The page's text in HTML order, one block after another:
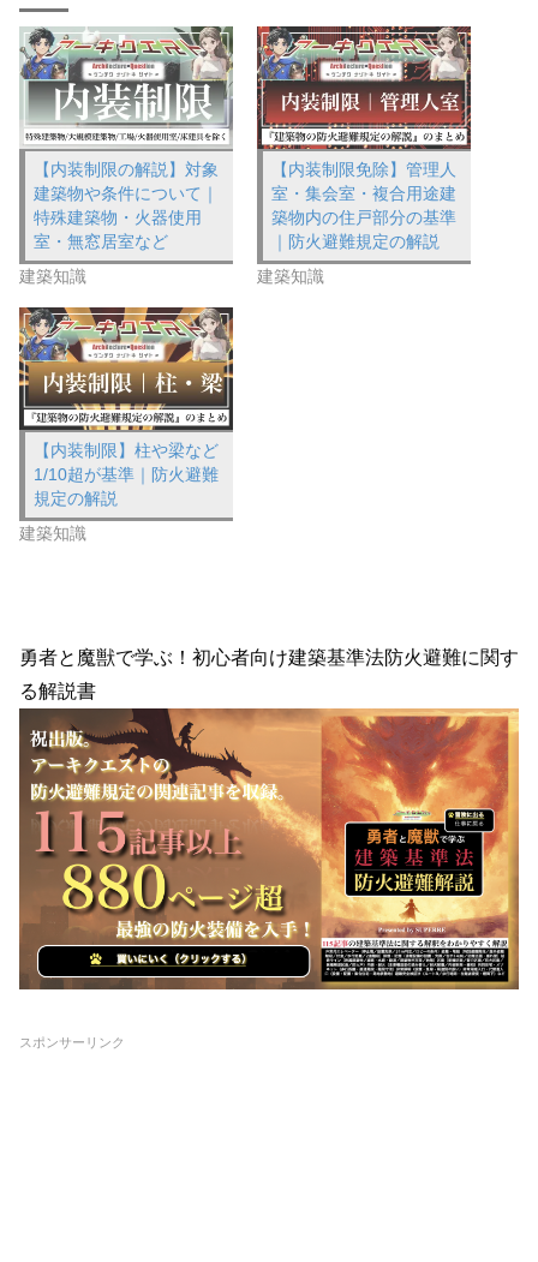
【内装制限の解説】対象
建築物や条件について｜
特殊建築物・火器使用
室・無窓居室など
建築知識
【内装制限免除】管理人
室・集会室・複合用途建
築物内の住戸部分の基準
｜防火避難規定の解説
建築知識
【内装制限】柱や梁など
1/10超が基準｜防火避難
規定の解説
建築知識
勇者と魔獣で学ぶ！初心者向け建築基準法防火避難に関す
る解説書
スポンサーリンク